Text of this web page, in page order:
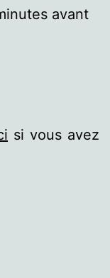
avant
si vous avez